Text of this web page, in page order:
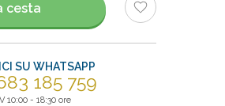
cesta
SU WHATSAPP
185 759
10:00 - 18:30 ore